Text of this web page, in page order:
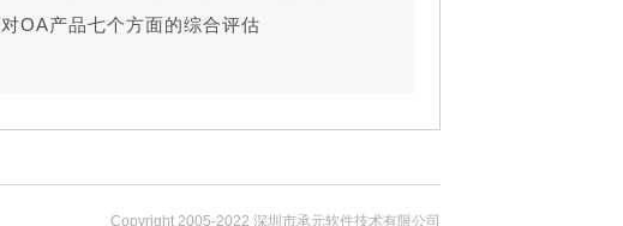
对OA产品七个方面的综合评估
Copyright 2005-2022 深圳市承元软件技术有限公司